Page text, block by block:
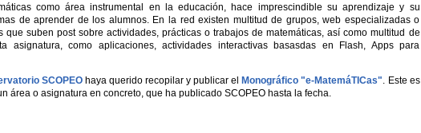
como área instrumental en la educación, hace imprescindible su aprendizaje y su
de aprender de los alumnos. En la red existen multitud de grupos, web especializadas o
que suben post sobre actividades, prácticas o trabajos de matemáticas, así como multitud de
asignatura, como aplicaciones, actividades interactivas basasdas en Flash, Apps para
SCOPEO haya querido recopilar y publicar elMonográfico"e-MatemáTICas"
. Este es
área o asignatura en concreto, que ha publicado SCOPEO hasta la fecha.